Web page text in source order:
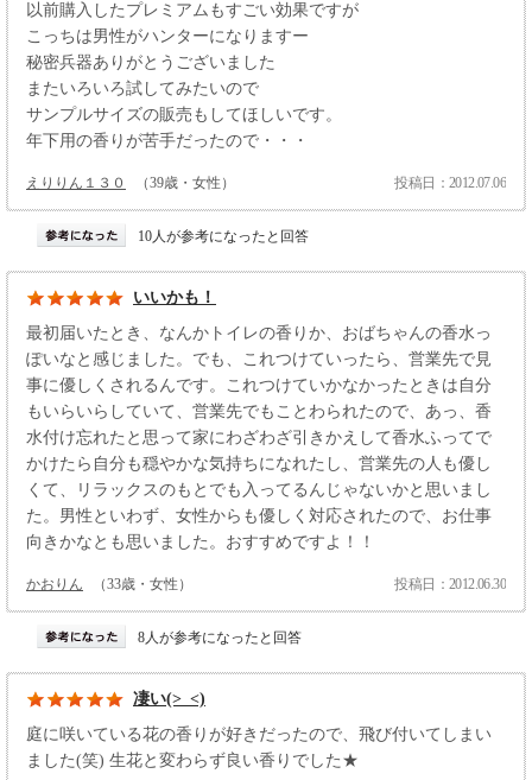
以前購入したプレミアムもすごい効果ですが
こっちは男性がハンターになりますー
秘密兵器ありがとうございました
またいろいろ試してみたいので
サンプルサイズの販売もしてほしいです。
年下用の香りが苦手だったので・・・
えりりん１３０ （39歳・女性） 投稿日：2012.07.06
10人が参考になったと回答
いいかも！
最初届いたとき、なんかトイレの香りか、おばちゃんの香水っ
ぽいなと感じました。でも、これつけていったら、営業先で見
事に優しくされるんです。これつけていかなかったときは自分
もいらいらしていて、営業先でもことわられたので、あっ、香
水付け忘れたと思って家にわざわざ引きかえして香水ふってで
かけたら自分も穏やかな気持ちになれたし、営業先の人も優し
くて、リラックスのもとでも入ってるんじゃないかと思いまし
た。男性といわず、女性からも優しく対応されたので、お仕事
向きかなとも思いました。おすすめですよ！！
かおりん （33歳・女性） 投稿日：2012.06.30
8人が参考になったと回答
凄い(>_<)
庭に咲いている花の香りが好きだったので、飛び付いてしまい
ました(笑) 生花と変わらず良い香りでした★